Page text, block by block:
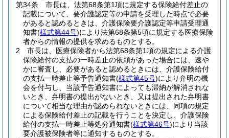
第34条
市長は、法第68条第1項に規定する保険給付差止の
記載について、要介護認定等の申請を受理した時点で必要
があると認めるときは、介護保険要介護認定等申請受理通
知書(様式第44号)により法第68条第5項に規定する医療保険
者からの情報の提供を求めるものとする。
2
市長は、医療保険者から法第68条第1項の規定による介護
保険給付の支払の一時差止の依頼があった場合には、速や
かに審査し、必要があると認めるときには、介護保険給付
の支払一時差止等予告通知書(様式第45号)により弁明の機
会を付与し、当該予告通知書によっても滞納が解消されな
いとき、弁明書の提出がないとき、又は提出された弁明書
について相当な理由が認められないときには、同項の規定
による保険給付差止の記載を行うことを決定し、介護保険
給付の支払一時差止等処分通知書(様式第46号)により当該
要介護被保険者等に通知するものとする。